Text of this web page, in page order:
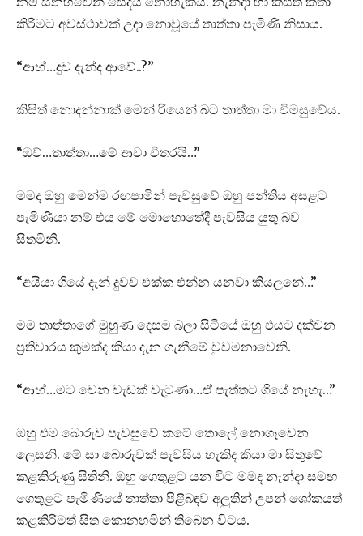
කිරීමට අවස්ථාවක් උදා නොවූයේ තාත්තා පැමිණි නිසාය.
“ආහ්…දුව දැන්ද ආවේ..?”
කිසිත් නොදන්නාක් මෙන් රියෙන් බට තාත්තා මා විමසුවේය.
“ඔව්…තාත්තා…මේ ආවා විතරයි…”
මමද ඔහු මෙන්ම රඟපාමින් පැවසුවේ ඔහු පන්තිය අසළට
පැමිණියා නම් එය මේ මොහොතේදී පැවසිය යුතු බව
සිතමිනි.
“අයියා ගියේ දැන් දුවව එක්ක එන්න යනවා කියලනේ…”
මම තාත්තාගේ මුහුණ දෙසම බලා සිටියේ ඔහු එයට දක්වන
ප්‍රතිචාරය කුමක්ද කියා දැන ගැනීමේ වුවමනාවෙනි.
“ආහ්…මට වෙන වැඩක් වැටුණා…ඒ පැත්තට ගියේ නැහැ…”
ඔහු එම බොරුව පැවසුවේ කටේ තොලේ නොගෑවෙන
ලෙසනි. මේ සා බොරුවක් පැවසිය හැකිද කියා මා සිතුවේ
කළකිරුණු සිතිනි. ඔහු ගෙතුළට යන විට මමද නැන්දා සමඟ
ගෙතුළට පැමිණියේ තාත්තා පිළිබඳව අලුතින් උපන් ශෝකයත්
කළකිරීමත් සිත කොනහමින් තිබෙන විටය.